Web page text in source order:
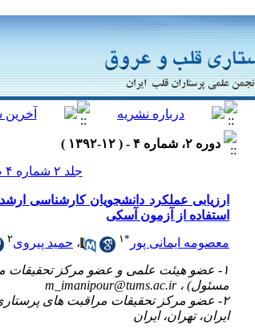
دوره ۲، شماره ۴ - ( ۱۲-۱۳۹۲ )
جلد ۲ شماره ۴ صفحات ۳۴-۲۶
ارزیابی عملکرد دانشجویان کارشناسی
استفاده از آزمون آسکی
معصومه ایمانی پور *۱ ، حمید پیروی۲
۱- عضو هیئت علمی و عضو مرکز تحقیقات
مسئول) ،m_imanipour@tums.ac.ir
۲- عضو مرکز تحقیقات مراقبت های
ایران، تهران، ایران